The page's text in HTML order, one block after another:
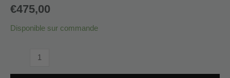
€475,00
Disponible sur commande